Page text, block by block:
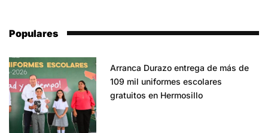
Populares
Arranca Durazo entrega de más de
109 mil uniformes escolares
gratuitos en Hermosillo